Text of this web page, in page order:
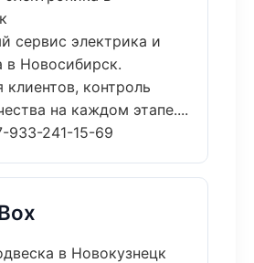
сервис электрика и
в Новосибирск.
контроль
на каждом этапе....
933-241-15-69
в Новокузнецк